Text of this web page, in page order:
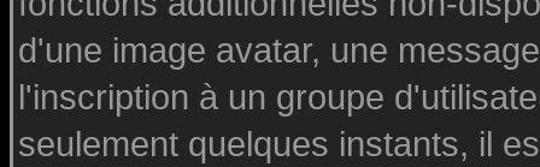
d'une image avatar, une
l'inscription à un groupe
seulement quelques instants, il